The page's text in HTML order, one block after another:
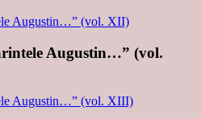
Augustin…” (vol.